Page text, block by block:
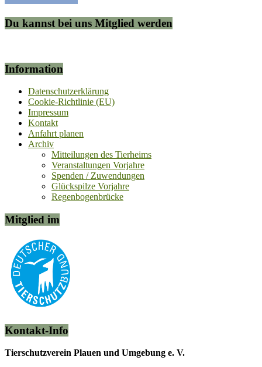
Du kannst bei uns Mitglied werden
Information
Datenschutzerklärung
Cookie-Richtlinie (EU)
Impressum
Kontakt
Anfahrt planen
Archiv
Mitteilungen des Tierheims
Veranstaltungen Vorjahre
Spenden / Zuwendungen
Glückspilze Vorjahre
Regenbogenbrücke
Mitglied im
Kontakt-Info
Tierschutzverein Plauen und Umgebung e. V.